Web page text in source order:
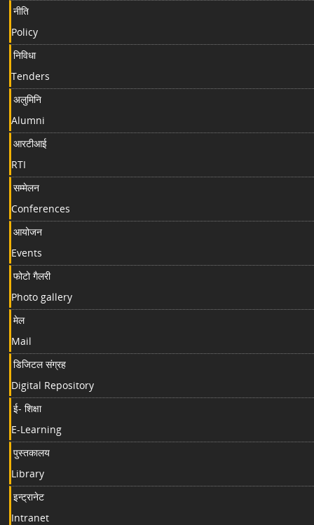
नीति
Policy
निविधा
Tenders
अलुमिनि
Alumni
आरटीआई
RTI
सम्मेलन
Conferences
आयोजन
Events
फोटो गैलरी
Photo gallery
मेल
Mail
डिजिटल संग्रह
Digital Repository
ई- शिक्षा
E-Learning
पुस्तकालय
Library
इन्ट्रानेट
Intranet